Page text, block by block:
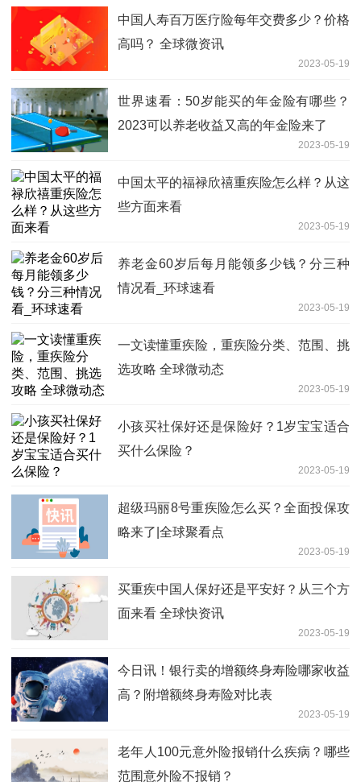
中国人寿百万医疗险每年交费多少？价格
高吗？ 全球微资讯
2023-05-19
世界速看：50岁能买的年金险有哪些？
2023可以养老收益又高的年金险来了
2023-05-19
中国太平的福禄欣禧重疾险怎么样？从这
些方面来看
2023-05-19
养老金60岁后每月能领多少钱？分三种
情况看_环球速看
2023-05-19
一文读懂重疾险，重疾险分类、范围、挑
选攻略 全球微动态
2023-05-19
小孩买社保好还是保险好？1岁宝宝适合
买什么保险？
2023-05-19
超级玛丽8号重疾险怎么买？全面投保攻
略来了|全球聚看点
2023-05-19
买重疾中国人保好还是平安好？从三个方
面来看 全球快资讯
2023-05-19
今日讯！银行卖的增额终身寿险哪家收益
高？附增额终身寿险对比表
2023-05-19
老年人100元意外险报销什么疾病？哪些
范围意外险不报销？